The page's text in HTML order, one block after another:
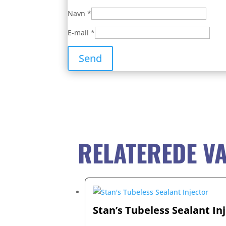
Navn*
E-mail*
RELATEREDE
Stan’s Tubeless Sealant